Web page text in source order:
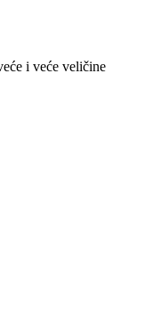
i veće veličine